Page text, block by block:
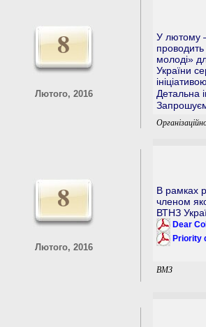
8
Лютого, 2016
У лютому
проводить
молоді»
України
Детальна
8
Лютого, 2016
В рамках
членом
ВТНЗ
Dear
Priority
ВМЗ